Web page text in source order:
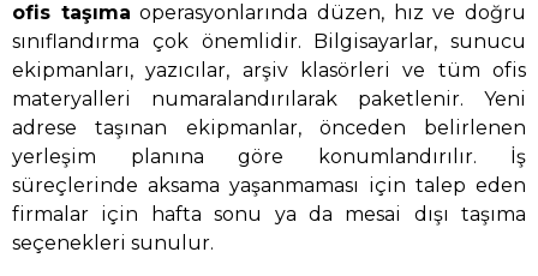
ofis taşıma operasyonlarında düzen, hız ve doğru
sınıflandırma çok önemlidir. Bilgisayarlar, sunucu
ekipmanları, yazıcılar, arşiv klasörleri ve tüm ofis
materyalleri numaralandırılarak paketlenir. Yeni
adrese taşınan ekipmanlar, önceden belirlenen
yerleşim planına göre konumlandırılır. İş
süreçlerinde aksama yaşanmaması için talep eden
firmalar için hafta sonu ya da mesai dışı taşıma
seçenekleri sunulur.